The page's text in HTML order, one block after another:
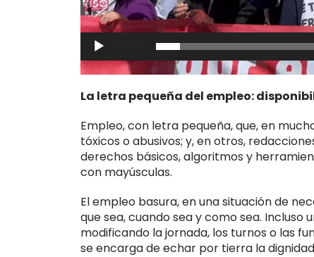
La letra pequeña del empleo:
Empleo, con letra pequeña, que, en
tóxicos o abusivos; y, en otros,
derechos básicos, algoritmos y
con mayúsculas.
El empleo basura, en una situación de
que sea, cuando sea y como sea.
modificando la jornada, los turnos o las
se encarga de echar por tierra la